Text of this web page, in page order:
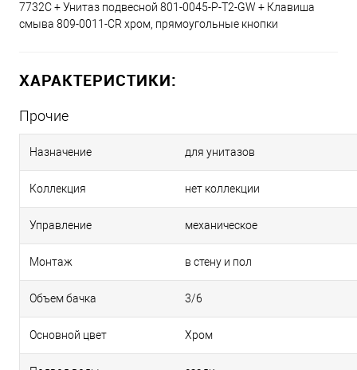
7732C + Унитаз подвесной 801-0045-P-T2-GW + Клавиша
смыва 809-0011-CR хром, прямоугольные кнопки
ХАРАКТЕРИСТИКИ:
Прочие
Назначение для унитазов
Коллекция нет коллекции
Управление механическое
Монтаж в стену и пол
Объем бачка 3/6
Основной цвет Хром